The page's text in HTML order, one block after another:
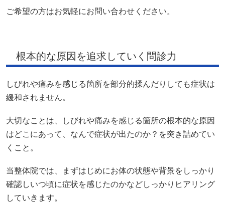
ご希望の方はお気軽にお問い合わせください。
根本的な原因を追求していく問診力
しびれや痛みを感じる箇所を部分的揉んだりしても症状は
緩和されません。
大切なことは、しびれや痛みを感じる箇所の根本的な原因
はどこにあって、なんで症状が出たのか？を突き詰めてい
くこと。
当整体院では、まずはじめにお体の状態や背景をしっかり
確認しいつ頃に症状を感じたのかなどしっかりヒアリング
していきます。